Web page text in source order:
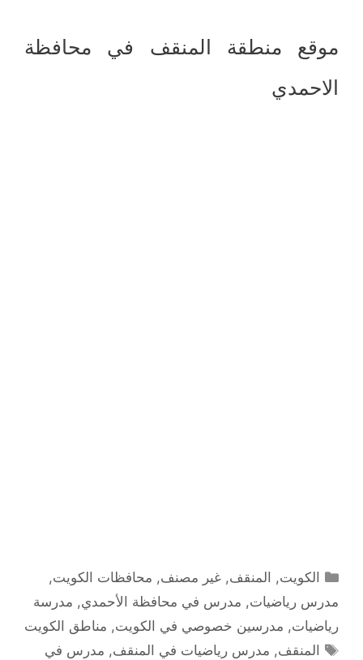
موقع منطقة المنقف في محافظة
الاحمدي
التصنيفات
الكويت, المنقف,غير مصنف, محافظات الكويت,
مدرس رياضيات, مدرس في محافظة الأحمدي, مدرسة
رياضيات, مدرسين خصوصي في الكويت, مناطق الكويت
الوسوم
المنقف, مدرس رياضيات في المنقف, مدرس في